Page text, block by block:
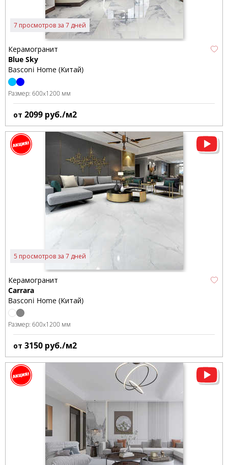
7 просмотров за 7 дней
Керамогранит
Blue Sky
Basconi Home (Китай)
Размер: 600x1200 мм
от 2099 руб./м2
5 просмотров за 7 дней
Керамогранит
Carrara
Basconi Home (Китай)
Размер: 600x1200 мм
от 3150 руб./м2